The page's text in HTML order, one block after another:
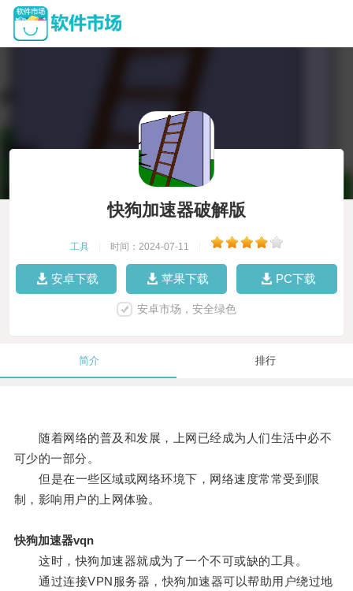
快狗加速器破解版
工具 时间：2024-07-11
安卓下载 苹果下载 PC下载
安卓市场，安全绿色
简介 排行
随着网络的普及和发展，上网已经成为人们生活中必不
可少的一部分。
但是在一些区域或网络环境下，网络速度常常受到限
制，影响用户的上网体验。
快狗加速器vqn
这时，快狗加速器就成为了一个不可或缺的工具。
通过连接VPN服务器，快狗加速器可以帮助用户绕过地